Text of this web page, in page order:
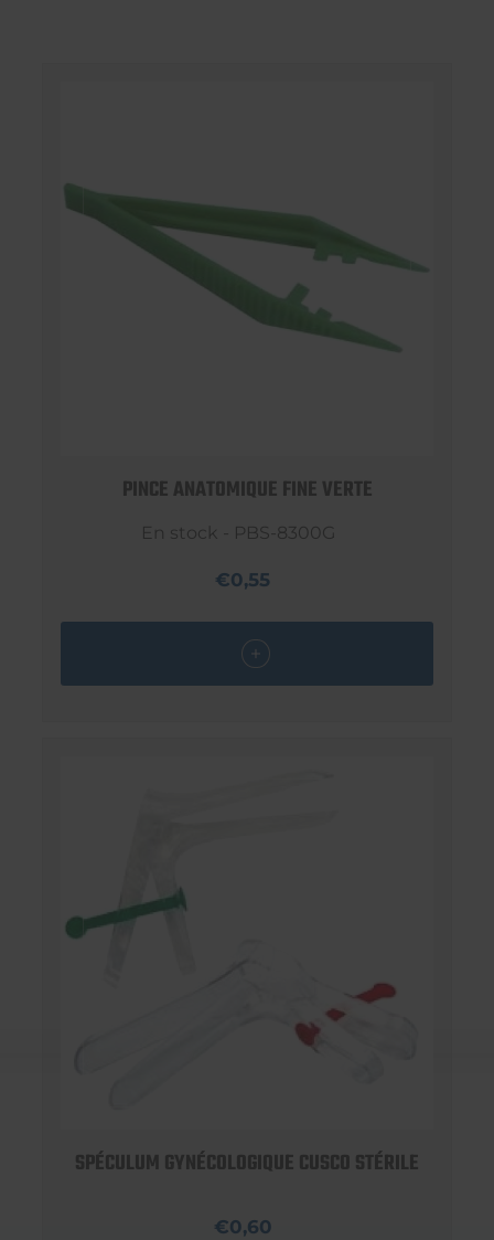
PINCE ANATOMIQUE FINE VERTE
En stock - PBS-8300G
€0,55
SPÉCULUM GYNÉCOLOGIQUE CUSCO STÉRILE
€0,60